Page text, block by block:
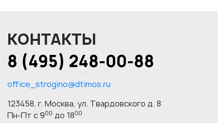
КОНТАКТЫ
8 (495) 248-00-88
office_strogino@dtimos.ru
123458, г. Москва, ул. Твардовского д. 8
Пн-Пт с 900 до 1800